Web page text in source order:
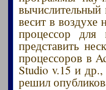
вычислительный
весит в воздухе
процессор для
представить
процессоров в
Studio v.15 и
решил